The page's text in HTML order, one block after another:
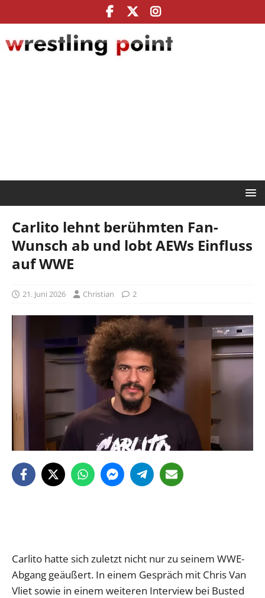
Carlito lehnt berühmten Fan-
Wunsch ab und lobt AEWs Einfluss
auf WWE
21. Juni 2026 Christian 2
Carlito hatte sich zuletzt nicht nur zu seinem WWE-
Abgang geäußert. In einem Gespräch mit Chris Van
Vliet sowie in einem weiteren Interview bei Busted